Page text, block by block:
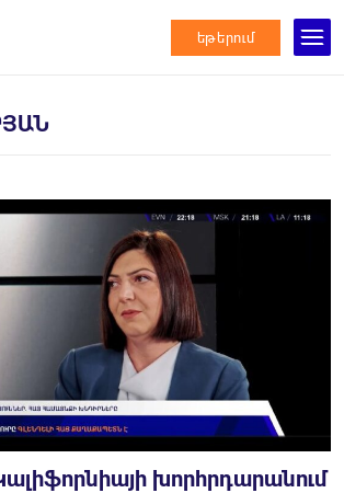
եթերում
Կալիֆորնիայի խորհրդարանում